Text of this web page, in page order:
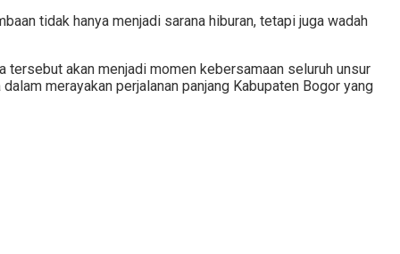
tidak hanya menjadi sarana hiburan, tetapi juga wadah
akan menjadi momen kebersamaan seluruh unsur
merayakan perjalanan panjang Kabupaten Bogor yang